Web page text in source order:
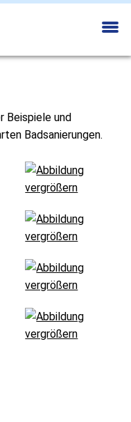
Beispiele und
Badsanierungen.